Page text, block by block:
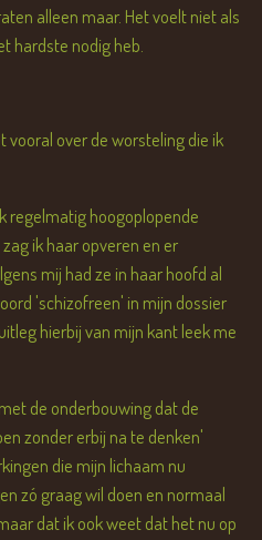
alleen maar. Het voelt niet als
hardste nodig heb.
vooral over de worsteling die ik
regelmatig hoogoplopende
ik haar opveren en er
mij had ze in haar hoofd al
'schizofreen' in mijn dossier
hierbij van mijn kant leek me
de onderbouwing dat de
zonder erbij na te denken'
die mijn lichaam nu
zó graag wil doen en normaal
dat ik ook weet dat het nu op